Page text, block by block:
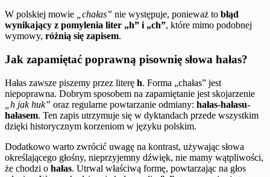
W polskiej mowie
„chałas” nie występuje, ponieważ to błąd
wynikający z pomylenia liter „h” i „ch”, które mimo podobnej
wymowy, różnią się zapisem.
Jak zapamiętać poprawną pisownię słowa hałas?
Hałas zawsze piszemy przez literę h. Forma „chałas” jest
niepoprawna. Dobrym sposobem na zapamiętanie jest skojarzenie
„h jak huk” oraz regularne powtarzanie odmiany: hałas-hałasu-
hałasem. Ten zapis utrzymuje się w dyktandach przede wszystkim
dzięki historycznym korzeniom w języku polskim.
Dodatkowo warto zwrócić uwagę na kontrast, używając słowa
określającego głośny, nieprzyjemny dźwięk, nie mamy wątpliwości,
że chodzi o hałas. Utrwal właściwą formę, powtarzając na głos